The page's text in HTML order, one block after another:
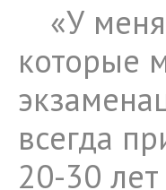
«У
которые
всегда
20-30 лет